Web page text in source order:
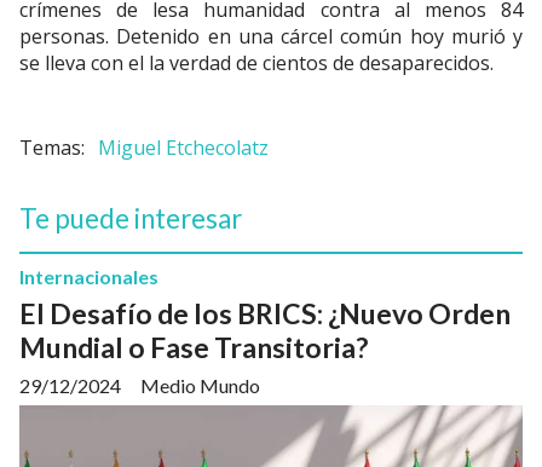
crímenes de lesa humanidad contra al menos 84
personas. Detenido en una cárcel común hoy murió y
se lleva con el la verdad de cientos de desaparecidos.
Miguel Etchecolatz
Te puede interesar
El Desafío de los BRICS: ¿Nuevo Orden
Mundial o Fase Transitoria?
Medio Mundo
Internacionales
29/12/2024